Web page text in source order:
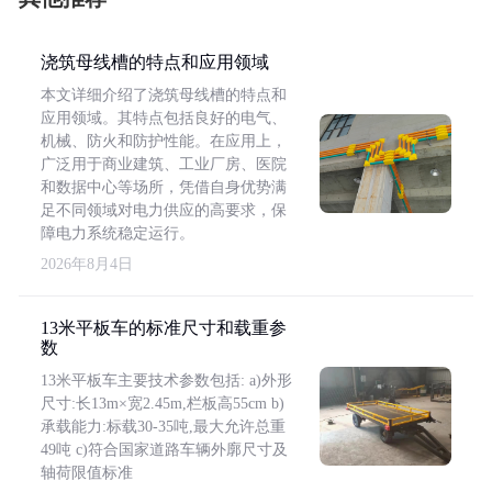
浇筑母线槽的特点和应用领域
本文详细介绍了浇筑母线槽的特点和
应用领域。其特点包括良好的电气、
机械、防火和防护性能。在应用上，
广泛用于商业建筑、工业厂房、医院
和数据中心等场所，凭借自身优势满
足不同领域对电力供应的高要求，保
障电力系统稳定运行。
2026年8月4日
13米平板车的标准尺寸和载重参
数
13米平板车主要技术参数包括: a)外形
尺寸:长13m×宽2.45m,栏板高55cm b)
承载能力:标载30-35吨,最大允许总重
49吨 c)符合国家道路车辆外廓尺寸及
轴荷限值标准